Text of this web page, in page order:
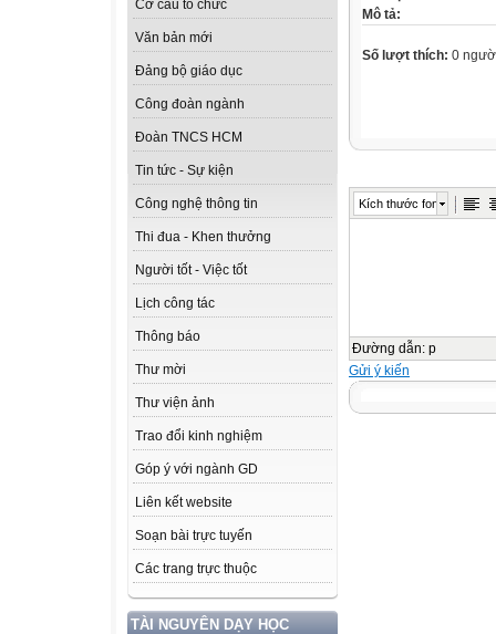
Cơ cấu tổ chức
Văn bản mới
Đảng bộ giáo dục
Công đoàn ngành
Đoàn TNCS HCM
Tin tức - Sự kiện
Công nghệ thông tin
Thi đua - Khen thưởng
Người tốt - Việc tốt
Lịch công tác
Thông báo
Thư mời
Thư viện ảnh
Trao đổi kinh nghiệm
Góp ý với ngành GD
Liên kết website
Soạn bài trực tuyến
Các trang trực thuộc
TÀI NGUYÊN DẠY HỌC
Mô tả:
Số lượt thích: 0
Kích thước font
Đường dẫn: p
Gửi ý kiến